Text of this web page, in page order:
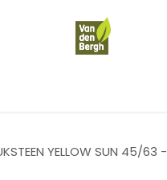
YELLOW SUN 45/63